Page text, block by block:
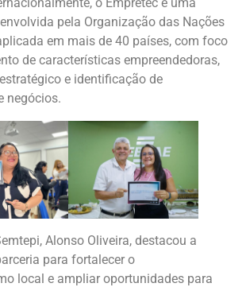
pela Organização das Nações
em mais de 40 países, com foco
de características empreendedoras,
e identificação de
negócios.
Alonso Oliveira, destacou a
para fortalecer o
local e ampliar oportunidades para